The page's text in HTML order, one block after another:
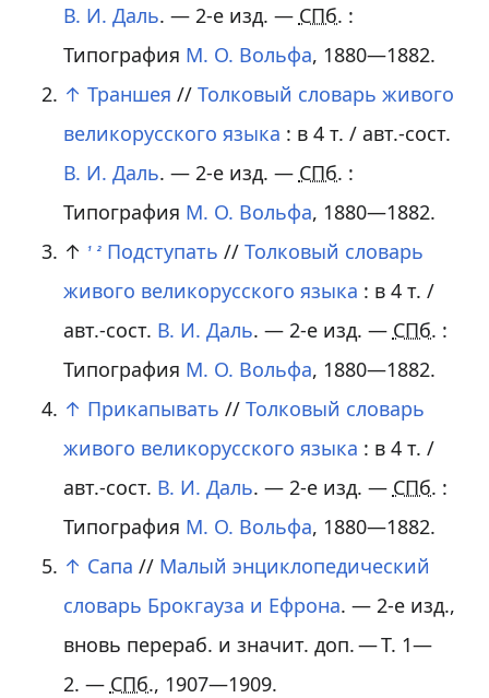
В. И. Даль. — 2-е изд. — СПб. :
Типография М. О. Вольфа, 1880—1882.
↑ Траншея // Толковый словарь живого
великорусского языка : в 4 т. / авт.-сост.
В. И. Даль. — 2-е изд. — СПб. :
Типография М. О. Вольфа, 1880—1882.
↑
1 2 Подступать // Толковый словарь
живого великорусского языка : в 4 т. /
авт.-сост. В. И. Даль. — 2-е изд. — СПб. :
Типография М. О. Вольфа, 1880—1882.
↑ Прикапывать // Толковый словарь
живого великорусского языка : в 4 т. /
авт.-сост. В. И. Даль. — 2-е изд. — СПб. :
Типография М. О. Вольфа, 1880—1882.
↑ Сапа // Малый энциклопедический
словарь Брокгауза и Ефрона. — 2-е изд.,
вновь перераб. и значит. доп. — Т. 1—
2. — СПб., 1907—1909.